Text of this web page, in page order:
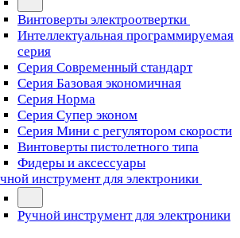
Винтоверты электроотвертки
Интеллектуальная программируемая
серия
Серия Современный стандарт
Серия Базовая экономичная
Серия Норма
Серия Cупер эконом
Серия Мини с регулятором скорости
Винтоверты пистолетного типа
Фидеры и аксессуары
инструмент для электроники
Ручной инструмент для электроники